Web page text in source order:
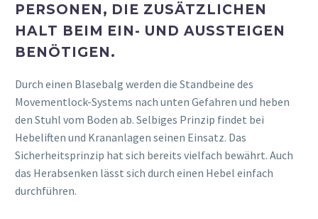
PERSONEN, DIE ZUSÄTZLICHEN
HALT BEIM EIN- UND AUSSTEIGEN
BENÖTIGEN.
Durch einen Blasebalg werden die Standbeine des
Movementlock-Systems nach unten Gefahren und heben
den Stuhl vom Boden ab. Selbiges Prinzip findet bei
Hebeliften und Krananlagen seinen Einsatz. Das
Sicherheitsprinzip hat sich bereits vielfach bewährt. Auch
das Herabsenken lässt sich durch einen Hebel einfach
durchführen.